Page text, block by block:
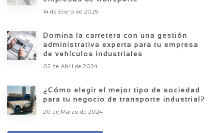
14 de Enero de 2025
Domina la carretera con una gestión
administrativa experta para tu empresa
de vehículos industriales
02 de Abril de 2024
¿Cómo elegir el mejor tipo de sociedad
para tu negocio de transporte industrial?
20 de Marzo de 2024